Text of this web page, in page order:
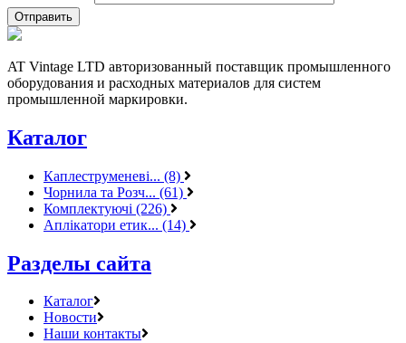
AT Vintage LTD авторизованный поставщик промышленного
оборудования и расходных материалов для систем
промышленной маркировки.
Каталог
Каплеструменеві... (8)
Чорнила та Розч... (61)
Комплектуючі (226)
Аплікатори етик... (14)
Разделы сайта
Каталог
Новости
Наши контакты